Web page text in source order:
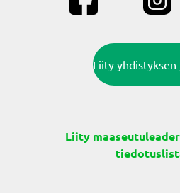
Liity yhdistyksen
Liity